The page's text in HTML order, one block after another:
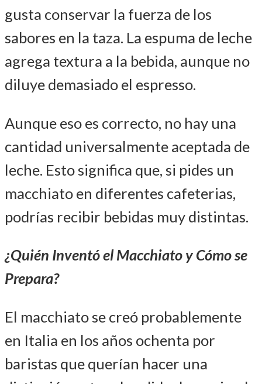
gusta conservar la fuerza de los
sabores en la taza. La espuma de leche
agrega textura a la bebida, aunque no
diluye demasiado el espresso.
Aunque eso es correcto, no hay una
cantidad universalmente aceptada de
leche. Esto significa que, si pides un
macchiato en diferentes cafeterias,
podrías recibir bebidas muy distintas.
¿Quién Inventó el Macchiato y Cómo se
Prepara?
El macchiato se creó probablemente
en Italia en los años ochenta por
baristas que querían hacer una